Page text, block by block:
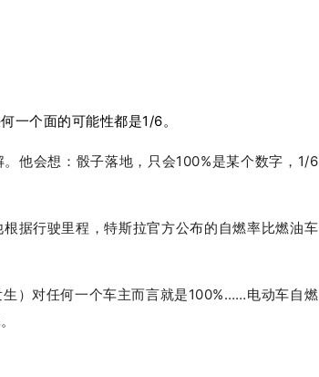
一个面的可能性都是1/6。
他会想：骰子落地，只会100%是某个数字，1/6
根据行驶里程，特斯拉官方公布的自燃率比燃油车
）对任何一个车主而言就是100%……电动车自燃